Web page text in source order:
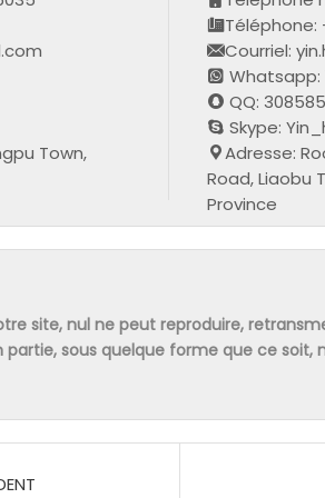
Town,
Téléphone:
Courriel:
Whatsapp:
QQ:
Skype:
Adresse:
Road, Liaobu
Province
site, nul ne peut reproduire,
partie, sous quelque forme que ce